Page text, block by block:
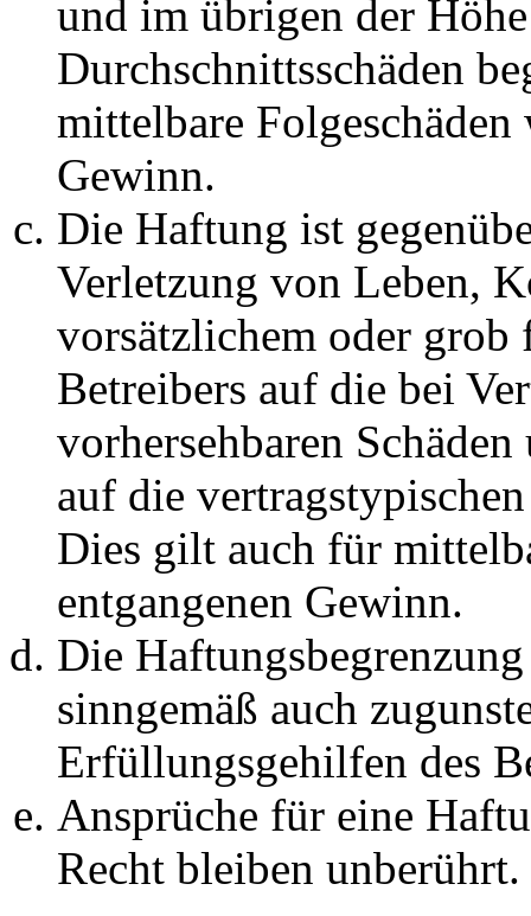
und im übrigen der
Durchschnittsschäden
mittelbare Folgeschäden
Gewinn.
Die Haftung ist
Verletzung von Leben,
vorsätzlichem oder grob
Betreibers auf die bei
vorhersehbaren
auf die
Dies gilt auch für
entgangenen Gewinn.
Die
sinngemäß auch
Erfüllungsgehilfen des
Ansprüche für eine
Recht bleiben unberührt.